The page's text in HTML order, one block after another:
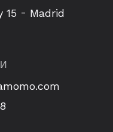
15 - Madrid